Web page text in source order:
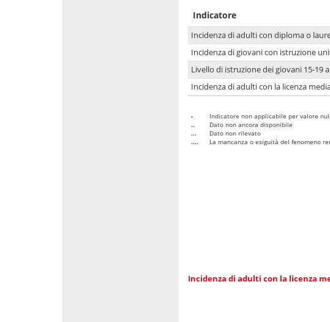
Indicatore
Incidenza di adulti con diploma o
Incidenza di giovani con istruzione
Livello di istruzione dei giovani 15-19
Incidenza di adulti con la licenza
-
Indicatore non applicabile per valore
..
Dato non ancora disponibile
...
Dato non rilevato
....
La mancanza o esiguità del fenomeno
Incidenza di adulti con la licenza